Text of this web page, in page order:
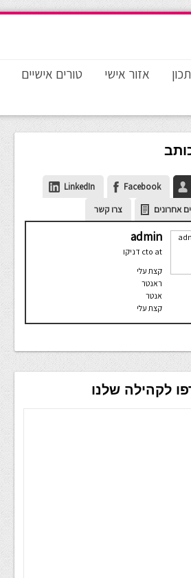
אזור אישי טורים אישיים
Facebook
LinkedIn
אחרונים
צרו קשר
admin
cto at
דניקו
קצת עלי
ראנטר
אנטר
קצת עלי
לקהילה שלנו